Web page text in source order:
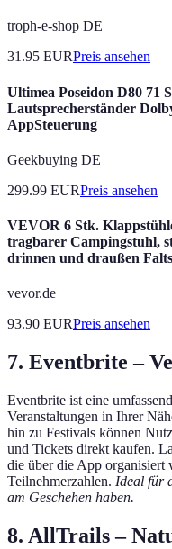
troph-e-shop DE
31.95 EURPreis ansehen
Ultimea Poseidon D80 71
Lautsprecherständer
AppSteuerung
Geekbuying DE
299.99 EURPreis ansehen
VEVOR 6 Stk.
tragbarer Campingstuhl,
drinnen und draußen
vevor.de
93.90 EURPreis ansehen
7. Eventbrite –
Eventbrite ist eine
Veranstaltungen in Ihrer
hin zu Festivals können
und Tickets direkt kaufen.
die über die App organisiert
Teilnehmerzahlen. Ideal für
am Geschehen haben.
8. AllTrails –